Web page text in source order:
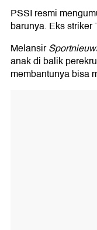
PSSI resmi
barunya. Eks
Melansir
anak di balik
membantunya bisa